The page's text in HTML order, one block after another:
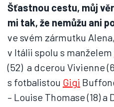
Šťastnou cestu, můj
mi tak, že nemůžu ani
ve svém zármutku
v Itálii spolu s manželem
(52) a dcerou Vivienne
s fotbalistou Gigi
– Louise Thomase (18) a